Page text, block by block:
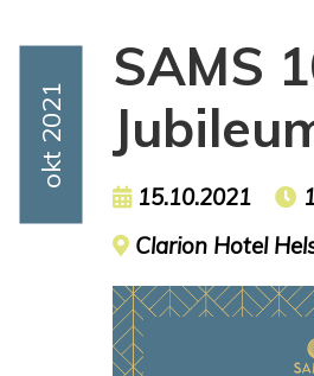
Event Date
Okt 2021
SAMS
Event date
15.10.2021
Event location
Clarion Hotel